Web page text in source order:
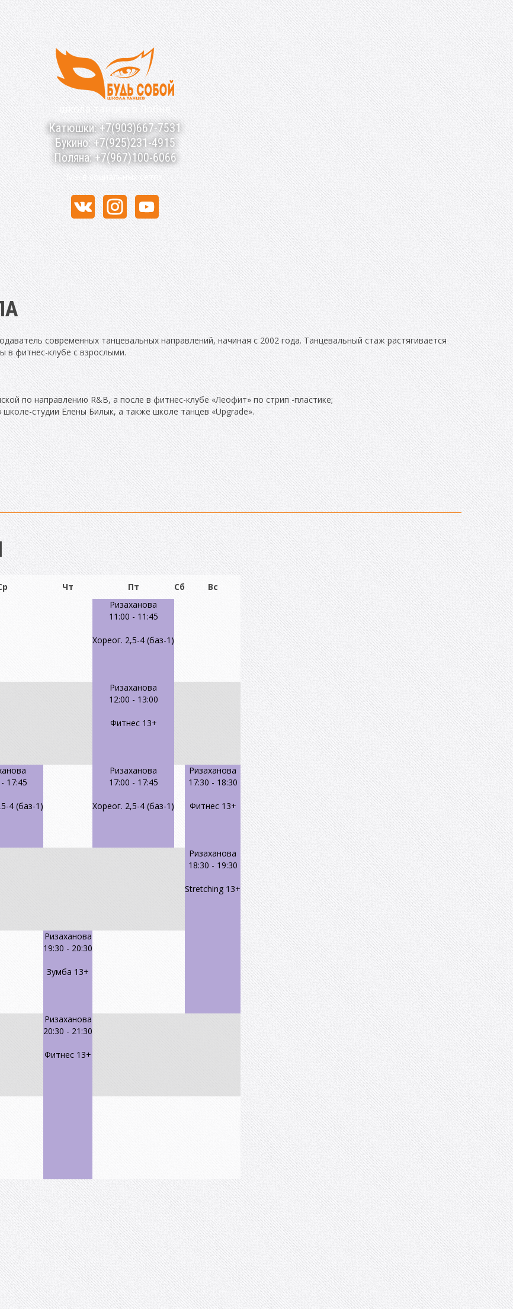
школа танцев в Лобне
Катюшки: +7(903)667-7531
Букино: +7(925)231-4915
Поляна: +7(967)100-6066
Мы в социальных сетях:
современных танцевальных направлений, начиная с 2002 года. Танцевальный стаж растягивается
в фитнес-клубе с взрослыми.
по направлению R&B, а после в фитнес-клубе «Леофит» по стрип -пластике;
студии Елены Билык, а также школе танцев «Upgrade».
Чт Пт Сб
Вс
Ризаханова
11:00 - 11:45
Хореог. 2,5-4 (баз-1)
Ризаханова
12:00 - 13:00
Фитнес 13+
- 17:45
4 (баз-1)
Ризаханова
17:00 - 17:45
Хореог. 2,5-4 (баз-1)
Ризаханова
17:30 - 18:30
Фитнес 13+
Ризаханова
18:30 - 19:30
Stretching 13+
Ризаханова
19:30 - 20:30
Зумба 13+
Ризаханова
20:30 - 21:30
Фитнес 13+